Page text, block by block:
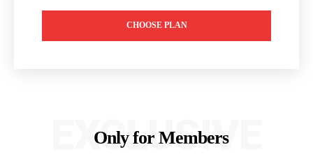
CHOOSE PLAN
Only for Members
EXCLUSIVE